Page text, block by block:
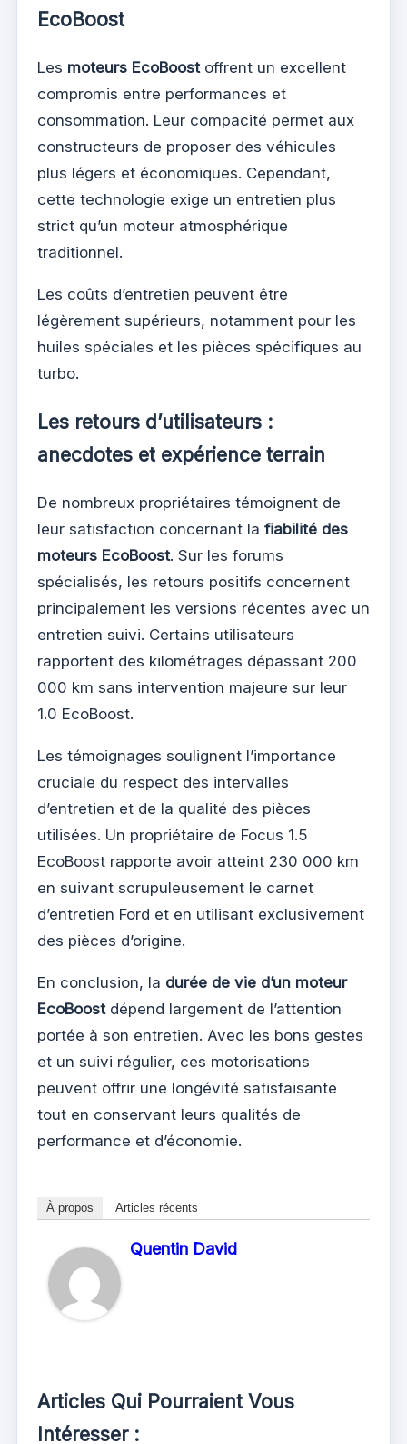
EcoBoost
Les moteurs EcoBoost offrent un excellent
compromis entre performances et
consommation. Leur compacité permet aux
constructeurs de proposer des véhicules
plus légers et économiques. Cependant,
cette technologie exige un entretien plus
strict qu’un moteur atmosphérique
traditionnel.
Les coûts d’entretien peuvent être
légèrement supérieurs, notamment pour les
huiles spéciales et les pièces spécifiques au
turbo.
Les retours d’utilisateurs :
anecdotes et expérience terrain
De nombreux propriétaires témoignent de
leur satisfaction concernant la fiabilité des
moteurs EcoBoost. Sur les forums
spécialisés, les retours positifs concernent
principalement les versions récentes avec un
entretien suivi. Certains utilisateurs
rapportent des kilométrages dépassant 200
000 km sans intervention majeure sur leur
1.0 EcoBoost.
Les témoignages soulignent l’importance
cruciale du respect des intervalles
d’entretien et de la qualité des pièces
utilisées. Un propriétaire de Focus 1.5
EcoBoost rapporte avoir atteint 230 000 km
en suivant scrupuleusement le carnet
d’entretien Ford et en utilisant exclusivement
des pièces d’origine.
En conclusion, la durée de vie d’un moteur
EcoBoost dépend largement de l’attention
portée à son entretien. Avec les bons gestes
et un suivi régulier, ces motorisations
peuvent offrir une longévité satisfaisante
tout en conservant leurs qualités de
performance et d’économie.
À propos Articles récents
Quentin David
Articles Qui Pourraient Vous
Intéresser :